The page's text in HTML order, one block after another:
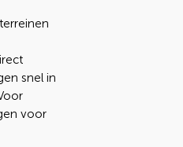
snel in
voor